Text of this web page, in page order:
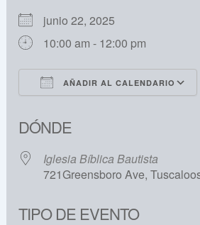
junio 22, 2025
10:00 am - 12:00 pm
AÑADIR AL CALENDARIO
DÓNDE
Iglesia Bíblica Bautista
721Greensboro Ave,
TIPO DE EVENTO